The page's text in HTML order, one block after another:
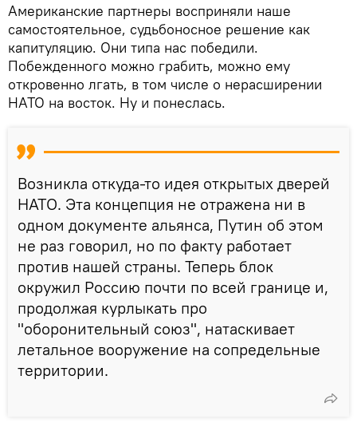
Американские партнеры восприняли наше
самостоятельное, судьбоносное решение как
капитуляцию. Они типа нас победили.
Побежденного можно грабить, можно ему
откровенно лгать, в том числе о нерасширении
НАТО на восток. Ну и понеслась.
Возникла откуда-то идея открытых дверей
НАТО. Эта концепция не отражена ни в
одном документе альянса, Путин об этом
не раз говорил, но по факту работает
против нашей страны. Теперь блок
окружил Россию почти по всей границе и,
продолжая курлыкать про
"оборонительный союз", натаскивает
летальное вооружение на сопредельные
территории.